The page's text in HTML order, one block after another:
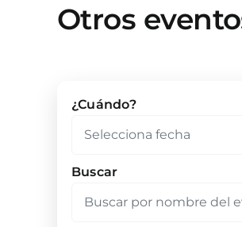
Otros
¿Cuándo?
Buscar